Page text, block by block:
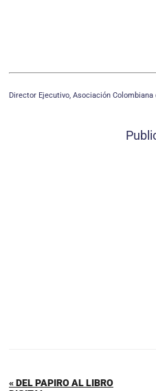
Director Ejecutivo, Asociación Colombiana
« DEL PAPIRO AL LIBRO